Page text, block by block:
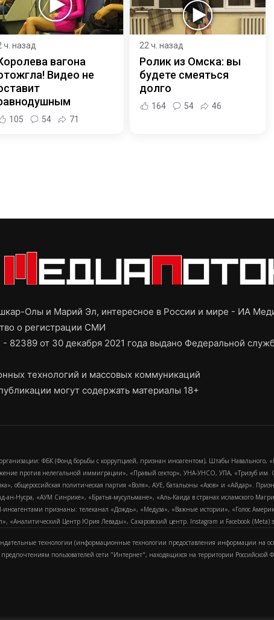
ч. назад
вагона
Видео не
105 54 71
22 ч. назад
Ролик из Омска: вы
будете смеяться
долго
164 54 46
Олы и Марий Эл, интересное в России и мире - ИА
о регистрации СМИ
от 30 декабря 2021 года выдано Федеральной
технологий и массовых коммуникаций
могут содержать материалы 18+
ФБК (Фонд борьбы с коррупцией, признан иноагентом), Штабы Навального,
против нелегальной иммиграции», «Правый сектор», УНА-УНСО, УПА, «Тризуб
общероссийская политическая партия «Воля», АУЕ, батальоны «Азов» и «Айдар».
ан-Нусра, «АУМ Синрике», «Братья-мусульмане», «Аль-Каида в странах исламского
признаны: телеканал «Дождь», «Медуза», «Важные истории», «Голос
«Аналитический Центр Юрия Левады», Сахаровский центр. Instagram и Facebook (Metа)
технологии (информационные технологии предоставления информации на
пользователей сети "Интернет", находящихся на территории Российской